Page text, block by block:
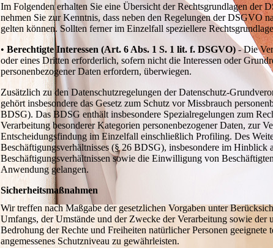
Im Folgenden erhalten Sie eine Übersicht der Rechtsgrundlagen der
nehmen Sie zur Kenntnis, dass neben den Regelungen der DSGVO
gelten können. Sollten ferner im Einzelfall speziellere
• Berechtigte Interessen (Art. 6 Abs. 1 S. 1 lit. f. DSGVO) - Die
oder eines Dritten erforderlich, sofern nicht die Interessen oder
personenbezogener Daten erfordern, überwiegen.
Zusätzlich zu den Datenschutzregelungen der Datenschutz-
gehört insbesondere das Gesetz zum Schutz vor Missbrauch
BDSG). Das BDSG enthält insbesondere Spezialregelungen zum
Verarbeitung besonderer Kategorien personenbezogener Daten, zur
Entscheidungsfindung im Einzelfall einschließlich Profiling. Des
Beschäftigungsverhältnisses (§ 26 BDSG), insbesondere im
Beschäftigungsverhältnissen sowie die Einwilligung von
Anwendung gelangen.
Sicherheitsmaßnahmen
Wir treffen nach Maßgabe der gesetzlichen Vorgaben unter
Umfangs, der Umstände und der Zwecke der Verarbeitung sowie
Bedrohung der Rechte und Freiheiten natürlicher Personen
angemessenes Schutzniveau zu gewährleisten.